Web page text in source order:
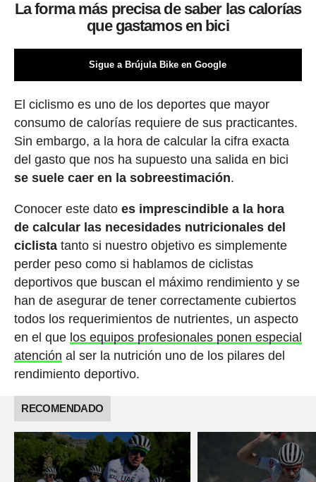
La forma más precisa de saber las calorías
que gastamos en bici
Sigue a Brújula Bike en Google
El ciclismo es uno de los deportes que mayor
consumo de calorías requiere de sus practicantes.
Sin embargo, a la hora de calcular la cifra exacta
del gasto que nos ha supuesto una salida en bici
se suele caer en la sobreestimación.
Conocer este dato es imprescindible a la hora
de calcular las necesidades nutricionales del
ciclistatanto si nuestro objetivo es simplemente
perder peso como si hablamos de ciclistas
deportivos que buscan el máximo rendimiento y se
han de asegurar de tener correctamente cubiertos
todos los requerimientos de nutrientes, un aspecto
en el que los equipos profesionales ponen especial
atención al ser la nutrición uno de los pilares del
rendimiento deportivo.
RECOMENDADO